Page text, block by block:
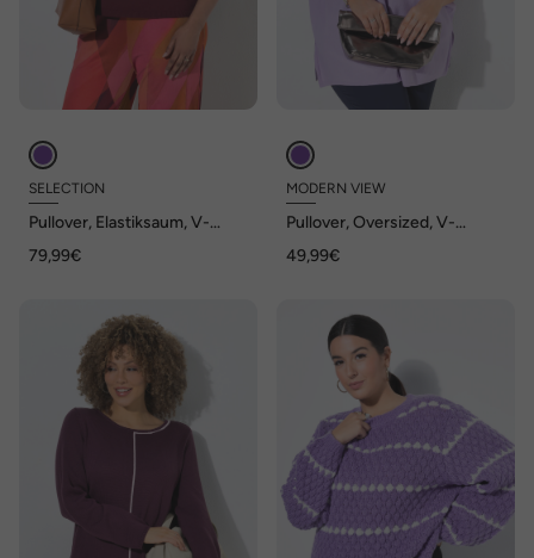
SELECTION
Pullover, Elastiksaum, V-
79,99€
MODERN VIEW
Pullover, Oversized, V-
49,99€